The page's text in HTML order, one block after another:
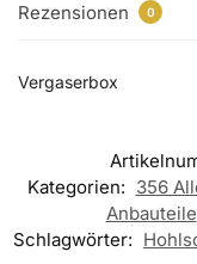
Rezensionen 0
Vergaserbox
Kategorien: 356
Anbauteile
Schlagwörter: